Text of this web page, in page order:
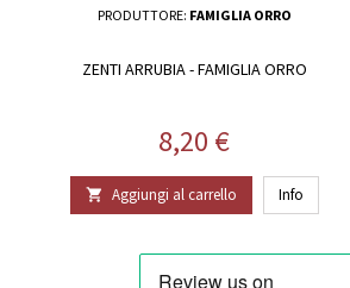
PRODUTTORE: FAMIGLIA ORRO
ZENTI ARRUBIA - FAMIGLIA ORRO
Prezzo
8,20 €
 Aggiungi al carrello Info